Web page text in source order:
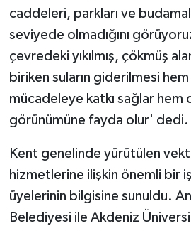
caddeleri, parkları ve
seviyede olmadığını
çevredeki yıkılmış, çökmüş
biriken suların giderilmesi
mücadeleye katkı sağlar hem
görünümüne fayda olur' dedi.
Kent genelinde yürütülen
hizmetlerine ilişkin önemli bir
üyelerinin bilgisine sunuldu.
Belediyesi ile Akdeniz